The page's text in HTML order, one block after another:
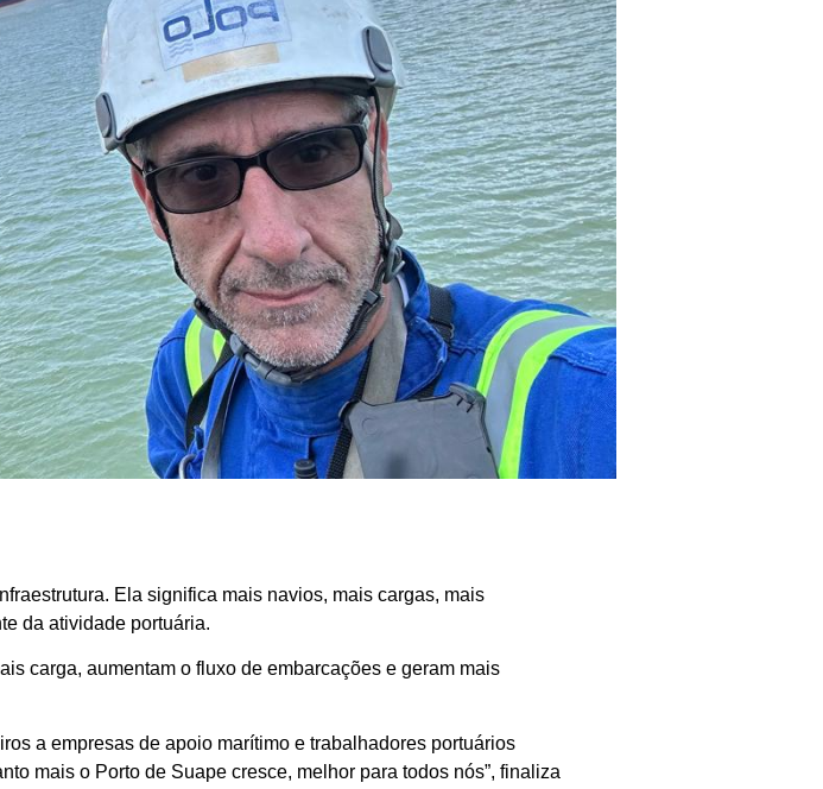
Ela significa mais navios, mais cargas, mais
da atividade portuária.
carga, aumentam o fluxo de embarcações e geram mais
a empresas de apoio marítimo e trabalhadores portuários
mais o Porto de Suape cresce, melhor para todos nós”, finaliza